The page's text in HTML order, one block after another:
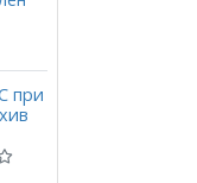
при